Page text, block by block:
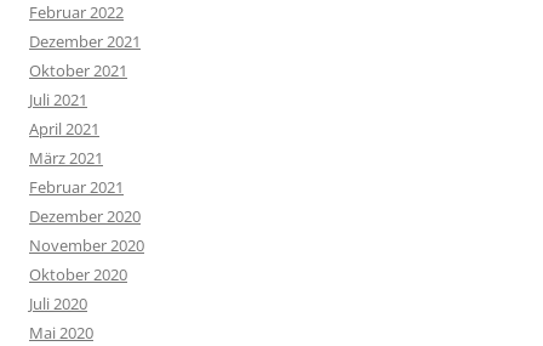
Februar 2022
Dezember 2021
Oktober 2021
Juli 2021
April 2021
März 2021
Februar 2021
Dezember 2020
November 2020
Oktober 2020
Juli 2020
Mai 2020